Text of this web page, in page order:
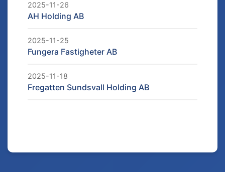
2025-11-26
AH Holding AB
2025-11-25
Fungera Fastigheter AB
2025-11-18
Fregatten Sundsvall Holding AB